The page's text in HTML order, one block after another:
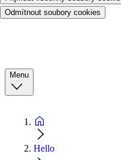
Odmítnout soubory cookies
Menu
Hello